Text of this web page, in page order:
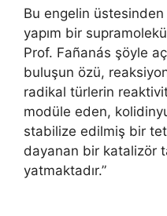
Bu engelin
yapım bir
Prof. Fañanás şöyle
buluşun özü,
radikal türlerin
modüle eden,
stabilize edilmiş bir
dayanan bir katalizör
yatmaktadır.”